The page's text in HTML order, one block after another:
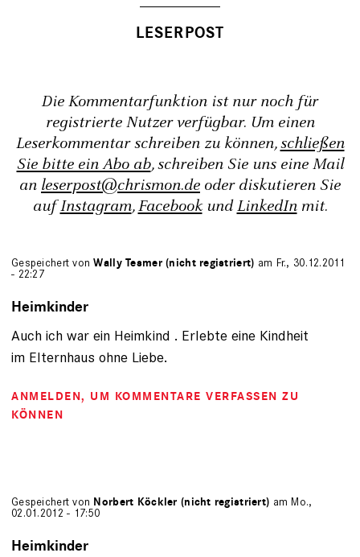
Die Kommentarfunktion ist nur noch für
registrierte Nutzer verfügbar. Um einen
Leserkommentar schreiben zu können,schließen
Sie bitte ein Abo ab, schreiben Sie uns eine Mail
an leserpost@chrismon.de oder diskutieren Sie
aufInstagram,FacebookundLinkedInmit.
Gespeichert vonWally Tesmer (nicht registriert) am Fr., 30.12.2011
- 22:27
Heimkinder
Auch ich war ein Heimkind . Erlebte eine Kindheit
im Elternhaus ohne Liebe.
ANMELDEN, UM KOMMENTARE VERFASSEN ZU
KÖNNEN
Gespeichert von Norbert Köckler (nicht registriert) am Mo.,
02.01.2012 - 17:50
Heimkinder